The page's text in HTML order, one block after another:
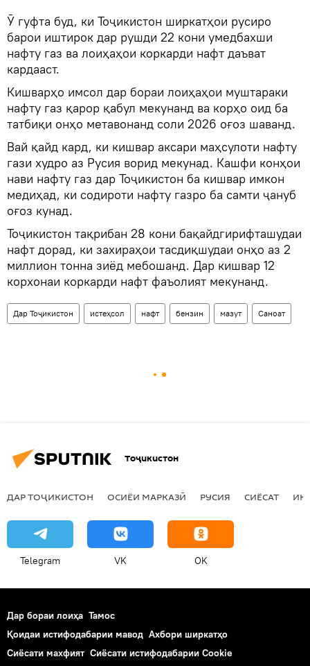
Ӯ гуфта буд, ки Тоҷикистон ширкатҳои русиро
барои иштирок дар рушди 22 кони умедбахши
нафту газ ва лоиҳаҳои коркарди нафт даъват
кардааст.
Кишварҳо имсол дар бораи лоиҳаҳои муштараки
нафту газ қарор қабул мекунанд ва корҳо оид ба
татбиқи онҳо метавонанд соли 2026 оғоз шаванд.
Вай қайд кард, ки кишвар аксари маҳсулоти нафту
гази худро аз Русия ворид мекунад. Кашфи конҳои
нави нафту газ дар Тоҷикистон ба кишвар имкон
медиҳад, ки содироти нафту газро ба самти ҷануб
оғоз кунад.
Тоҷикистон тақрибан 28 кони бақайдгирифташудаи
нафт дорад, ки захираҳои тасдиқшудаи онҳо аз 2
миллион тонна зиёд мебошанд. Дар кишвар 12
корхонаи коркарди нафт фаъолият мекунанд.
Дар Тоҷикистон истеҳсол нафт бензин мазут Саноат
Тоҷикистон
ДАР ТОҶИКИСТОН ОСИЁИ МАРКАЗӢ РУСИЯ СИЁСАТ
Telegram VK OK
Дар бораи лоиҳа Тамос
Қоидаи истифодабарии мавод Ахбори ширкатҳо
Сиёсати махфият Сиёсати истифодабарии Cookie